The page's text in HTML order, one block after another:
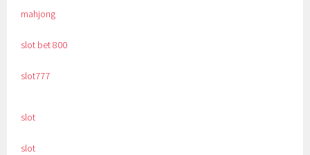
mahjong
slot bet 800
slot777
slot
slot